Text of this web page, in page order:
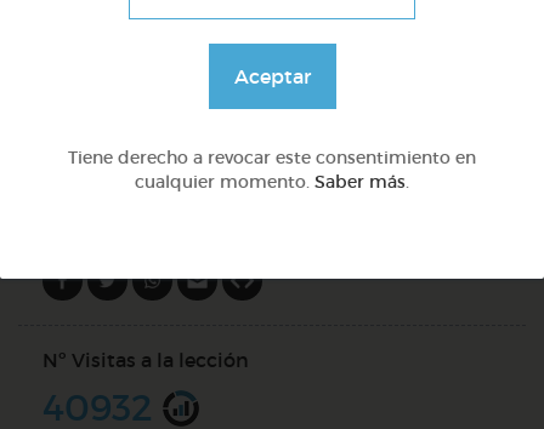
DOCS (4)
Nº Visitas a la lección
40932
Aceptar
Tiene derecho a revocar este consentimiento en
cualquier momento. Saber más.